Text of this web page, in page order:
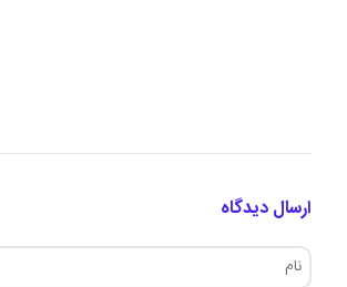
ارسال دیدگاه